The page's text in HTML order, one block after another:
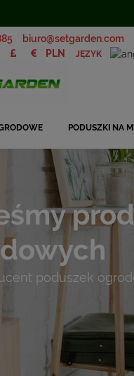
biuro@setgarden.com
JĘZYK
PODUSZKI NA
poduszek